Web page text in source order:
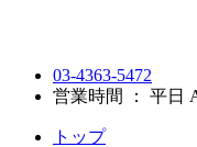
03-4363-5472
営業時間 ： 平日
トップ